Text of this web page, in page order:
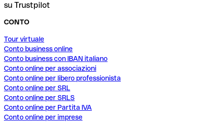
su Trustpilot
CONTO
Tour virtuale
Conto business online
Conto business con IBAN italiano
Conto online per associazioni
Conto online per libero professionista
Conto online per SRL
Conto online per SRLS
Conto online per Partita IVA
Conto online per imprese